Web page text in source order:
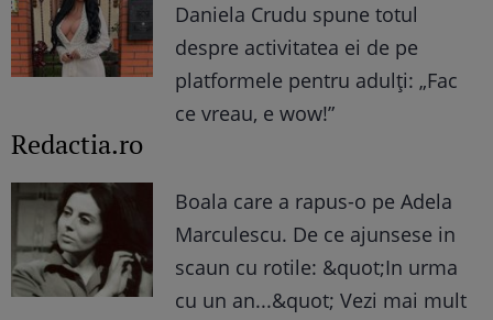
Daniela Crudu spune totul
despre activitatea ei de pe
platformele pentru adulți: „Fac
ce vreau, e wow!”
Redactia.ro
Boala care a rapus-o pe Adela
Marculescu. De ce ajunsese in
scaun cu rotile: &quot;In urma
cu un an...&quot; Vezi mai mult